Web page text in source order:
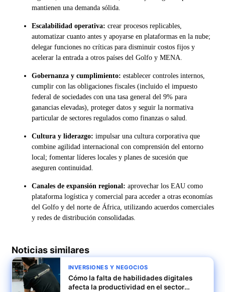
mantienen una demanda sólida.
Escalabilidad operativa: crear procesos replicables,
automatizar cuanto antes y apoyarse en plataformas en la nube;
delegar funciones no críticas para disminuir costos fijos y
acelerar la entrada a otros países del Golfo y MENA.
Gobernanza y cumplimiento: establecer controles internos,
cumplir con las obligaciones fiscales (incluido el impuesto
federal de sociedades con una tasa general del 9% para
ganancias elevadas), proteger datos y seguir la normativa
particular de sectores regulados como finanzas o salud.
Cultura y liderazgo: impulsar una cultura corporativa que
combine agilidad internacional con comprensión del entorno
local; fomentar líderes locales y planes de sucesión que
aseguren continuidad.
Canales de expansión regional: aprovechar los EAU como
plataforma logística y comercial para acceder a otras economías
del Golfo y del norte de África, utilizando acuerdos comerciales
y redes de distribución consolidadas.
Noticias similares
INVERSIONES Y NEGOCIOS
Cómo la falta de habilidades digitales
afecta la productividad en el sector